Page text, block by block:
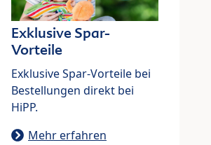
Exklusive Spar-
Vorteile
Exklusive Spar-Vorteile bei
Bestellungen direkt bei
HiPP.
Mehr erfahren